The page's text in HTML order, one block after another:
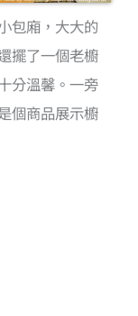
包廂，大大的
擺了一個老櫥
分溫馨。一旁
個商品展示櫥